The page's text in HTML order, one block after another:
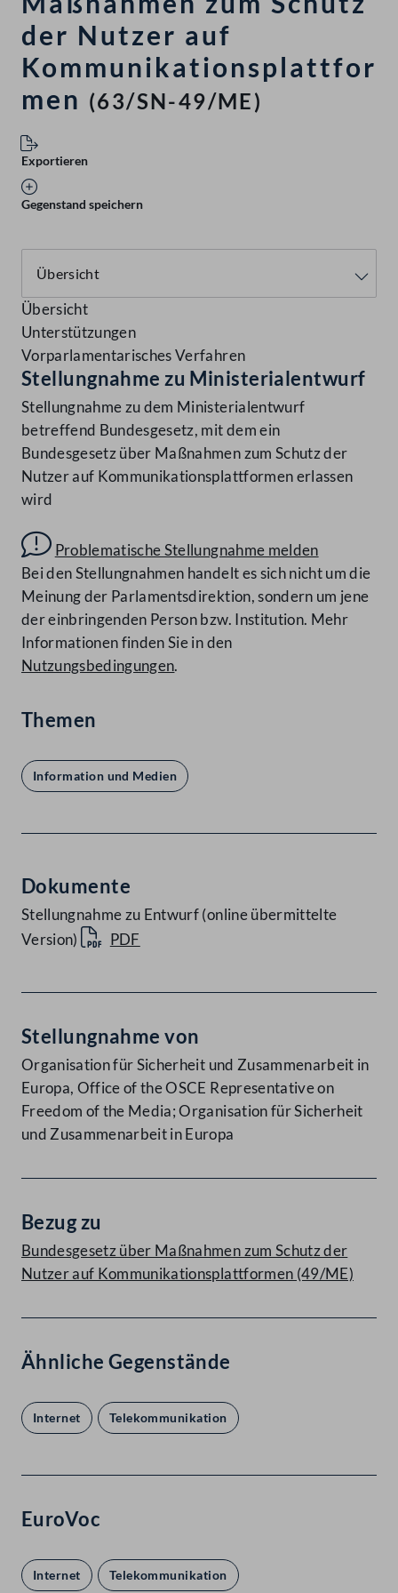
der Nutzer auf
Kommunikationsplattfor
men (63/SN-49/ME)
Exportieren
Gegenstand speichern
Übersicht
Unterstützungen
Vorparlamentarisches Verfahren
Stellungnahme zu Ministerialentwurf
Stellungnahme zu dem Ministerialentwurf
betreffend Bundesgesetz, mit dem ein
Bundesgesetz über Maßnahmen zum Schutz der
Nutzer auf Kommunikationsplattformen erlassen
wird
Problematische Stellungnahme melden
Bei den Stellungnahmen handelt es sich nicht um die
Meinung der Parlamentsdirektion, sondern um jene
der einbringenden Person bzw. Institution. Mehr
Informationen finden Sie in den
Nutzungsbedingungen.
Themen
Information und Medien
Dokumente
Stellungnahme zu Entwurf (online übermittelte
Version)
PDF
Stellungnahme von
Organisation für Sicherheit und Zusammenarbeit in
Europa, Office of the OSCE Representative on
Freedom of the Media; Organisation für Sicherheit
und Zusammenarbeit in Europa
Bezug zu
Bundesgesetz über Maßnahmen zum Schutz der
Nutzer auf Kommunikationsplattformen (49/ME)
Ähnliche Gegenstände
Internet Telekommunikation
EuroVoc
Internet Telekommunikation